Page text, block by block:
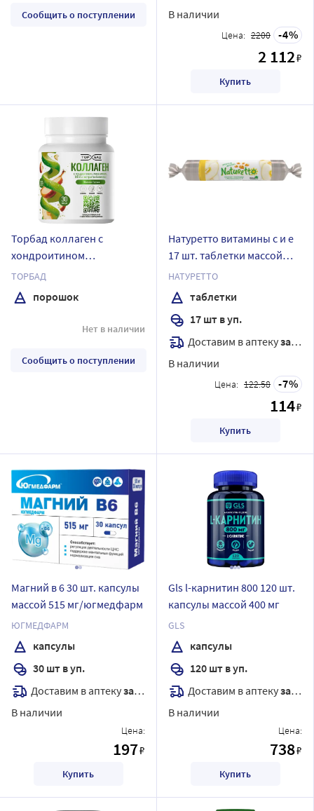
Сообщить о поступлении
В наличии
Цена: 2200 4
2 112₽
Купить
Торбад коллаген с
хондроитином
глюкозамином мсм и
экстрактом босвеллии 190
гр порошок со вкусом
ТОРБАД
порошок
Нет в наличии
Сообщить о поступлении
Натуретто витамины с и е
17 шт. таблетки массой
2200 мг/дыня
НАТУРЕТТО
таблетки
17 шт в уп.
Доставим в аптекузавтра
В наличии
Цена: 122.58 7
114₽
Купить
Магний в 6 30 шт. капсулы
массой 515 мг/югмедфарм
ЮГМЕДФАРМ
капсулы
30 шт в уп.
Доставим в аптекузавтра
В наличии
Цена:
197₽
Купить
Gls l-карнитин 800 120 шт.
капсулы массой 400 мг
GLS
капсулы
120 шт в уп.
Доставим в аптекузавтра
В наличии
Цена:
738₽
Купить